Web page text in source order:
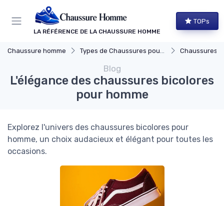
LA RÉFÉRENCE DE LA CHAUSSURE HOMME
TOPs
Chaussure homme Types de Chaussures pour Hommes Chaussures
Blog
L'élégance des chaussures bicolores
pour homme
Explorez l'univers des chaussures bicolores pour
homme, un choix audacieux et élégant pour toutes les
occasions.
Panneau de gestion des cookies